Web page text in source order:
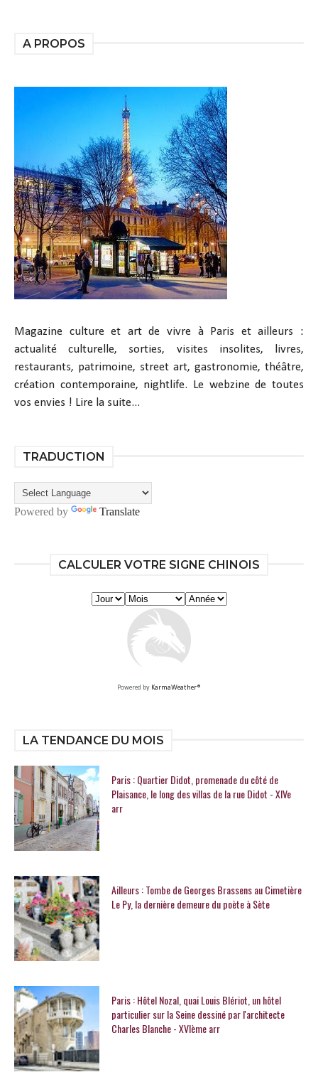
A PROPOS
Magazine culture et art de vivre à Paris et ailleurs :
actualité culturelle, sorties, visites insolites, livres,
restaurants, patrimoine, street art, gastronomie, théâtre,
création contemporaine, nightlife. Le webzine de toutes
vos envies ! Lire la suite...
TRADUCTION
Powered by Translate
CALCULER VOTRE SIGNE CHINOIS
Powered by KarmaWeather®
LA TENDANCE DU MOIS
Paris : Quartier Didot, promenade du côté de
Plaisance, le long des villas de la rue Didot - XIVe
arr
Ailleurs : Tombe de Georges Brassens au Cimetière
Le Py, la dernière demeure du poète à Sète
Paris : Hôtel Nozal, quai Louis Blériot, un hôtel
particulier sur la Seine dessiné par l'architecte
Charles Blanche - XVIème arr